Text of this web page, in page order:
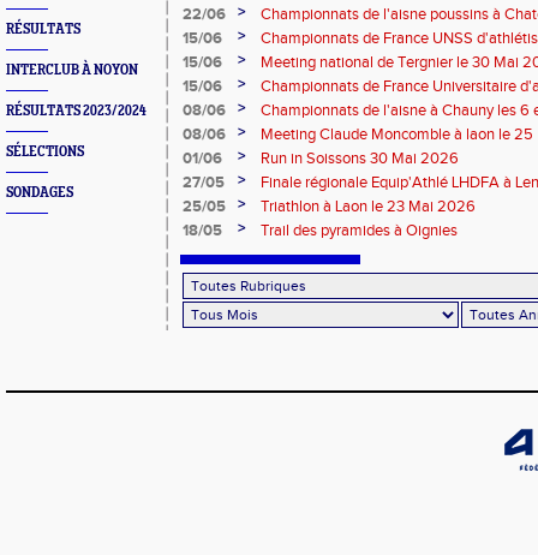
RÉSULTATS
INTERCLUB À NOYON
RÉSULTATS 2023/2024
SÉLECTIONS
SONDAGES
22/06
>
Championnats de l'aisne poussins à
2026
15/06 >
Championnats de France UNSS
15/06
>
Meeting national de Tergnier le 30 Mai
15/06
>
Championnats de France Universitaire
Mai 2026
08/06 >
Championnats de l'aisne à Chauny les 6
08/06
>
Meeting Claude Moncomble à laon le
01/06
>
Run in Soissons 30 Mai 2026
27/05
>
Finale régionale Equip'Athlé LHDFA à
25/05
>
Triathlon à Laon le 23 Mai 2026
18/05
> Trail des pyramides à Oignies